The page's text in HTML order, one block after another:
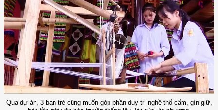
Qua dự án, 3 bạn trẻ cũng muốn góp phần duy trì nghề thổ cẩm, gìn giữ,